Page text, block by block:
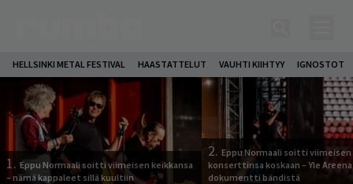
HELLSINKI METAL FESTIVAL HAASTATTELUT VAUHTI KIIHTYY IGNOSTOT
1. Eppu Normaali soitti viimeisen keikkansa
– nämä kappaleet sillä kuultiin
2. Eppu Normaali soitti viimeisen
konserttinsa koskaan – Yle
dokumentti bändistä